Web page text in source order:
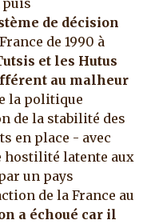
de décision
de 1990 à
et les Hutus
au malheur
la politique
de la stabilité des
en place - avec
hostilité latente aux
un pays
de la France au
a échoué car il